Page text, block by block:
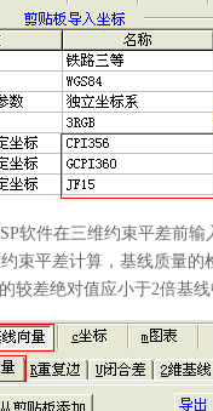
在三维约束平差前输入
束平差计算，基线质量的
较差绝对值应小于2倍基